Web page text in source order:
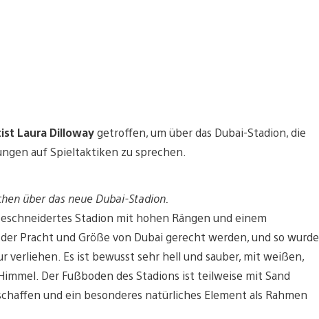
Laura Dillowaygetroffen, um über das Dubai-Stadion, die
auf Spieltaktiken zu sprechen.
über das neue Dubai-Stadion.
Stadion mit hohen Rängen und einem
Pracht und Größe von Dubai gerecht werden, und so wurde
Es ist bewusst sehr hell und sauber, mit weißen,
Der Fußboden des Stadions ist teilweise mit Sand
und ein besonderes natürliches Element als Rahmen